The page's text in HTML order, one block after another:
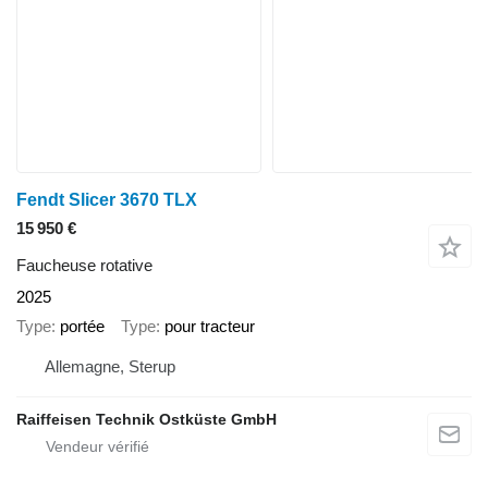
Fendt Slicer 3670 TLX
15 950 €
Faucheuse rotative
2025
Type portée Type pour tracteur
Allemagne, Sterup
Raiffeisen Technik Ostküste GmbH